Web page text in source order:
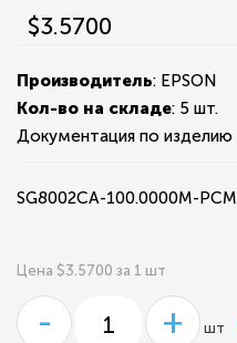
$3.5700
Производитель: EPSON
Кол-во на складе: 5 шт.
Документация по изделию
SG8002CA-100.0000M-PCM
Цена $3.5700 за 1 шт
- + шт